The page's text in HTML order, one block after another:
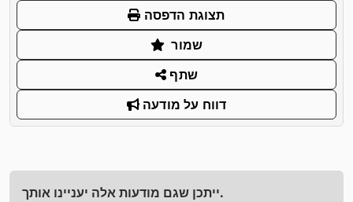
תצוגת הדפסה
שמור
שתף
דווח על מודעה
ייתכן שגם מודעות אלה יעניינו אותך.